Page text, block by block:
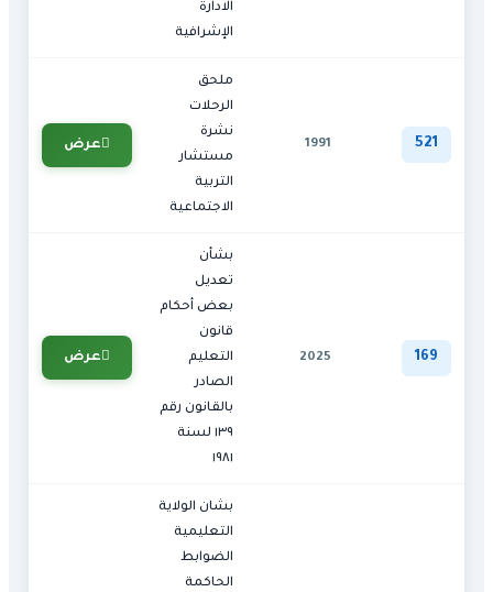
الادارة
الإشرافية
521
1991
ملحق
الرحلات
نشرة
مستشار
التربية
الاجتماعية
عرض
169
2025
بشأن
تعديل
بعض أحكام
قانون
التعليم
الصادر
بالقانون رقم
١٣٩ لسنة
١٩٨١
عرض
بشان الولاية
التعليمية
الضوابط
الحاكمة